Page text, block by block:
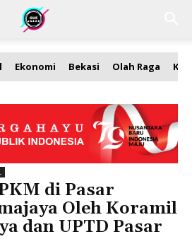
Ekonomi Bekasi Olah Raga
di Pasar
Oleh Koramil
dan UPTD Pasar